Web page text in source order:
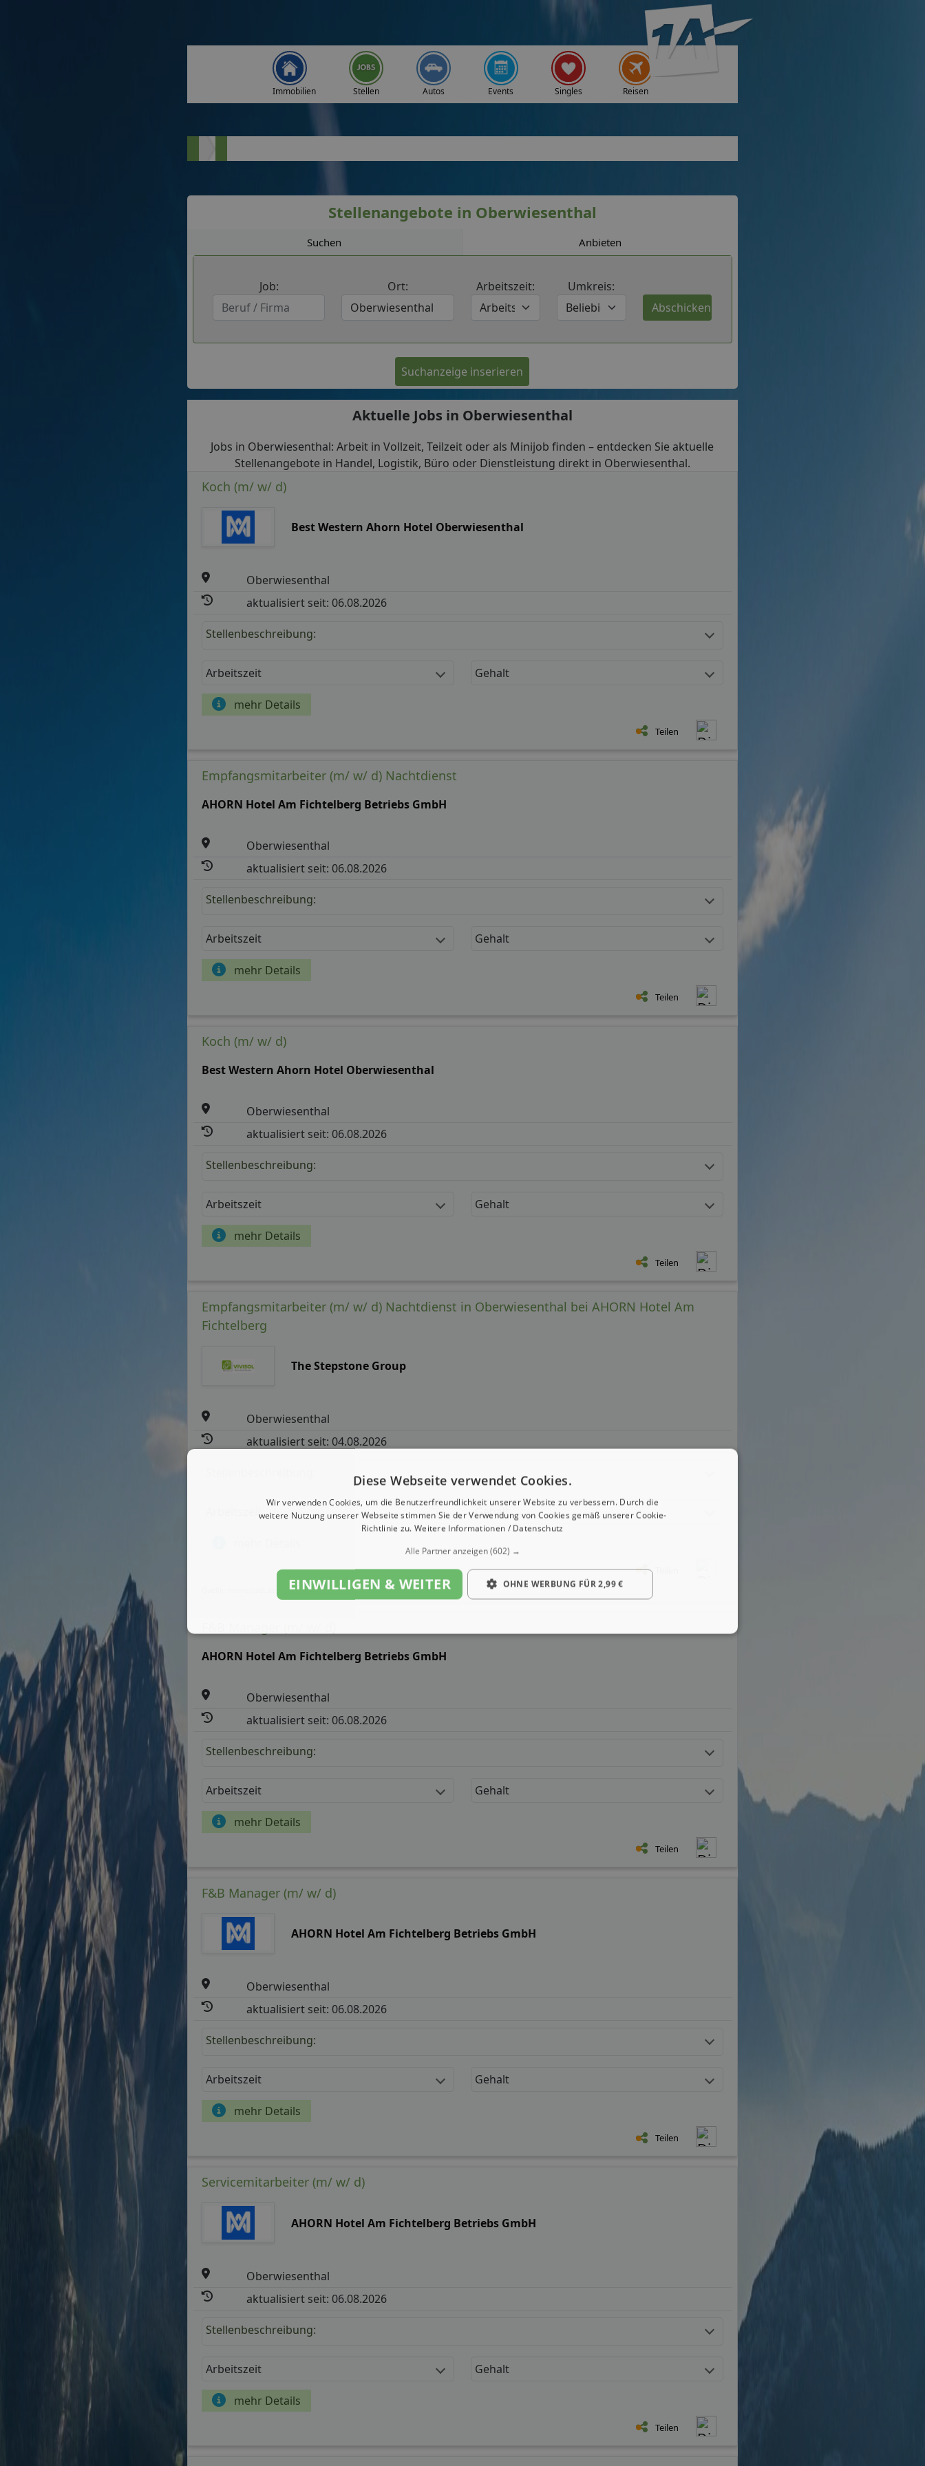
Immobilien Stellen Autos Events Singles Reisen
Stellenangebote in Oberwiesenthal
Suchen Anbieten
Job: Ort: Arbeitszeit: Umkreis:
Suchanzeige inserieren
Aktuelle Jobs in Oberwiesenthal
Jobs in Oberwiesenthal: Arbeit in Vollzeit, Teilzeit oder als Minijob finden – entdecken Sie aktuelle
Stellenangebote in Handel, Logistik, Büro oder Dienstleistung direkt in Oberwiesenthal.
Koch (m/ w/ d)
Best Western Ahorn Hotel Oberwiesenthal
Oberwiesenthal
aktualisiert seit: 06.08.2026
Stellenbeschreibung:
Arbeitszeit Gehalt
mehr Details
Teilen
Empfangsmitarbeiter (m/ w/ d) Nachtdienst
AHORN Hotel Am Fichtelberg Betriebs GmbH
Oberwiesenthal
aktualisiert seit: 06.08.2026
Stellenbeschreibung:
Arbeitszeit Gehalt
mehr Details
Teilen
Koch (m/ w/ d)
Best Western Ahorn Hotel Oberwiesenthal
Oberwiesenthal
aktualisiert seit: 06.08.2026
Stellenbeschreibung:
Arbeitszeit Gehalt
mehr Details
Teilen
Empfangsmitarbeiter (m/ w/ d) Nachtdienst in Oberwiesenthal bei AHORN Hotel Am
Fichtelberg
The Stepstone Group
Oberwiesenthal
aktualisiert seit: 04.08.2026
Arbeitszeit Gehalt
AHORN Hotel Am Fichtelberg Betriebs GmbH
Oberwiesenthal
aktualisiert seit: 06.08.2026
Stellenbeschreibung:
Arbeitszeit Gehalt
mehr Details
Teilen
F&B Manager (m/ w/ d)
AHORN Hotel Am Fichtelberg Betriebs GmbH
Oberwiesenthal
aktualisiert seit: 06.08.2026
Stellenbeschreibung:
Arbeitszeit Gehalt
mehr Details
Teilen
Servicemitarbeiter (m/ w/ d)
AHORN Hotel Am Fichtelberg Betriebs GmbH
Oberwiesenthal
aktualisiert seit: 06.08.2026
Stellenbeschreibung:
Arbeitszeit Gehalt
mehr Details
Teilen
Diese Webseite verwendet Cookies.
Wir verwenden Cookies, um die Benutzerfreundlichkeit unserer Website zu verbessern. Durch die
weitere Nutzung unserer Webseite stimmen Sie der Verwendung von Cookies gemäß unserer Cookie-
Richtlinie zu. Weitere Informationen / Datenschutz
Alle Partner anzeigen(602) →
EINWILLIGEN & WEITER OHNE WERBUNG FÜR 2,99 €